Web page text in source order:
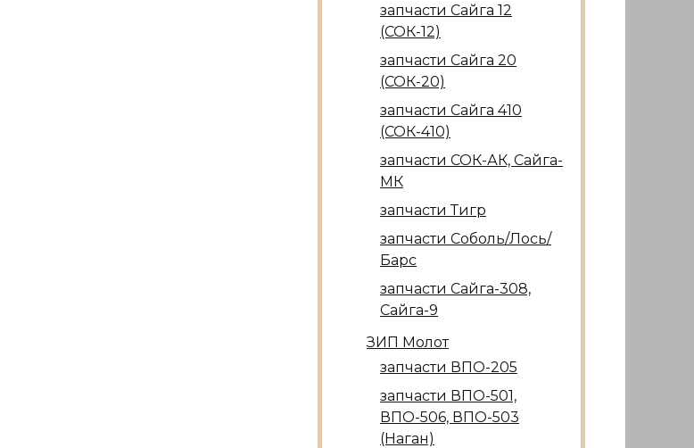
запчасти Сайга 12
(СОК-12)
запчасти Сайга 20
(СОК-20)
запчасти Сайга 410
(СОК-410)
запчасти СОК-АК, Сайга-
МК
запчасти Тигр
запчасти Соболь/Лось/
Барс
запчасти Сайга-308,
Сайга-9
ЗИП Молот
запчасти ВПО-205
запчасти ВПО-501,
ВПО-506, ВПО-503
(Наган)